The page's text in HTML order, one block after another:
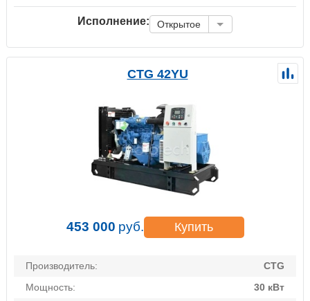
Исполнение: Открытое
CTG 42YU
453 000 руб. Купить
Производитель:
CTG
Мощность:
30 кВт